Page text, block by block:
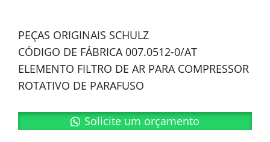
PEÇAS ORIGINAIS SCHULZ
CÓDIGO DE FÁBRICA 007.0512-0/AT
ELEMENTO FILTRO DE AR PARA COMPRESSOR
ROTATIVO DE PARAFUSO
Solicite um orçamento